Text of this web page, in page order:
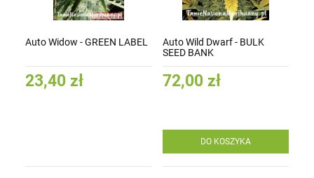
Auto Widow - GREEN LABEL
23,40 zł
Auto Wild Dwarf - BULK
SEED BANK
72,00 zł
DO KOSZYKA